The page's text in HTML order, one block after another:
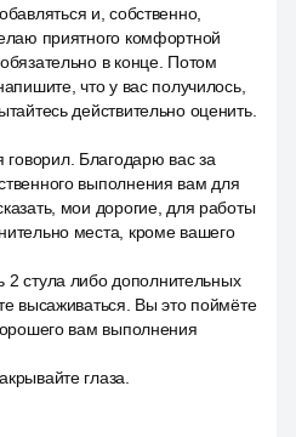
и, собственно,
приятного комфортной
в конце. Потом
что у вас получилось,
действительно оценить.
Благодарю вас за
выполнения вам для
мои дорогие, для работы
места, кроме вашего
2 стула либо дополнительных
высаживаться. Вы это поймёте
вам выполнения
глаза.